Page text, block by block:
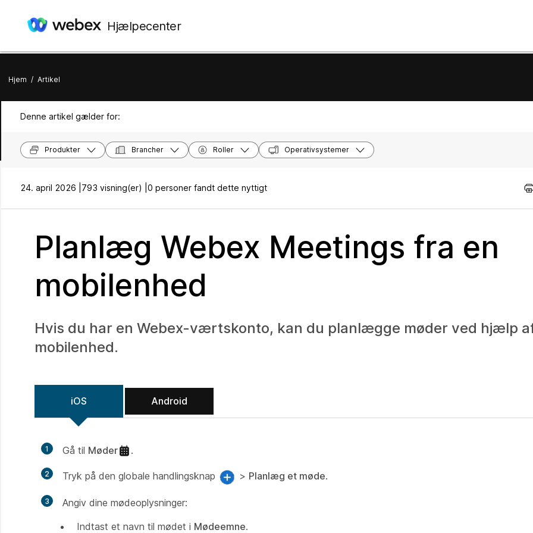
Hjælpecenter
Hjem / Artikel
Denne artikel gælder for:
Produkter Brancher Roller Operativsystemer
24. april 2026 | 793 visning(er) | 0 personer fandt dette nyttigt
Planlæg Webex Meetings fra en
mobilenhed
Hvis du har en Webex-værtskonto, kan du planlægge møder ved hjælp
mobilenhed.
iOS Android
1 Gå til Møder .
2 Tryk på den globale handlingsknap > Planlæg et møde.
3
Angiv dine mødeoplysninger:
Indtast et navn til mødet i Mødeemne.